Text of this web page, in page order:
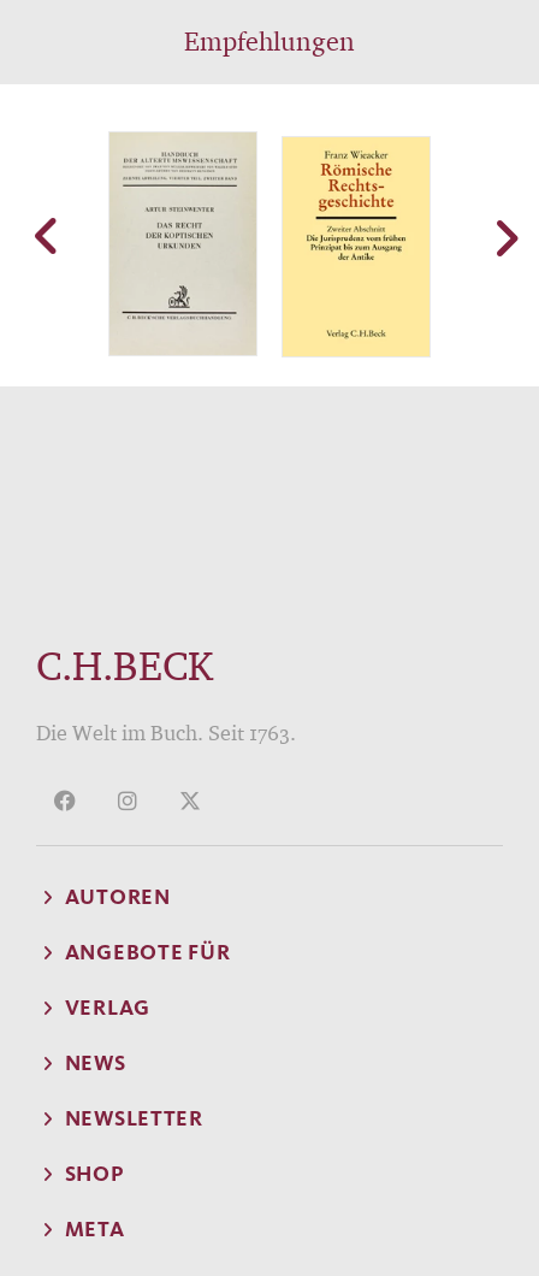
Empfehlungen
C.H.BECK
Die Welt im Buch. Seit 1763.
AUTOREN
ANGEBOTE FÜR
VERLAG
NEWS
NEWSLETTER
SHOP
META